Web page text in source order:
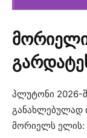
პლუტონი 2026-
განახლებულად
მორიელს ელის: